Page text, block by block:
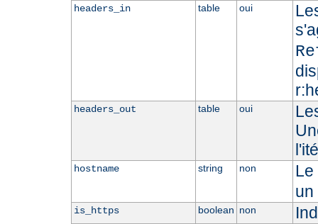
headers_in table oui
headers_out table oui
hostname string non
Le
un
is_https boolean non